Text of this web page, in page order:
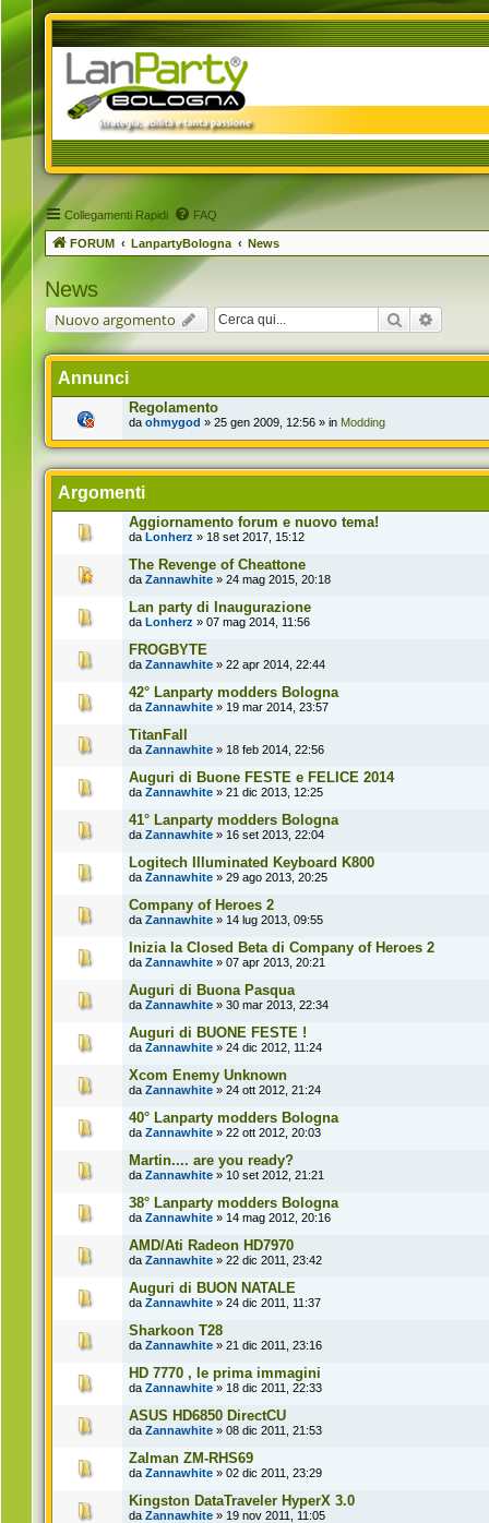
Collegamenti Rapidi FAQ
FORUM LanpartyBologna News
News
Nuovo argomento Cerca
Annunci
Regolamento
da ohmygod » 25 gen 2009, 12:56 » in Modding
Argomenti
Aggiornamento forum e nuovo tema!
da Lonherz » 18 set 2017, 15:12
The Revenge of Cheattone
da Zannawhite » 24 mag 2015, 20:18
Lan party di Inaugurazione
da Lonherz » 07 mag 2014, 11:56
FROGBYTE
da Zannawhite » 22 apr 2014, 22:44
42° Lanparty modders Bologna
da Zannawhite » 19 mar 2014, 23:57
TitanFall
da Zannawhite » 18 feb 2014, 22:56
Auguri di Buone FESTE e FELICE 2014
da Zannawhite » 21 dic 2013, 12:25
41° Lanparty modders Bologna
da Zannawhite » 16 set 2013, 22:04
Logitech Illuminated Keyboard K800
da Zannawhite » 29 ago 2013, 20:25
Company of Heroes 2
da Zannawhite » 14 lug 2013, 09:55
Inizia la Closed Beta di Company of Heroes 2
da Zannawhite » 07 apr 2013, 20:21
Auguri di Buona Pasqua
da Zannawhite » 30 mar 2013, 22:34
Auguri di BUONE FESTE !
da Zannawhite » 24 dic 2012, 11:24
Xcom Enemy Unknown
da Zannawhite » 24 ott 2012, 21:24
40° Lanparty modders Bologna
da Zannawhite » 22 ott 2012, 20:03
Martin.... are you ready?
da Zannawhite » 10 set 2012, 21:21
38° Lanparty modders Bologna
da Zannawhite » 14 mag 2012, 20:16
AMD/Ati Radeon HD7970
da Zannawhite » 22 dic 2011, 23:42
Auguri di BUON NATALE
da Zannawhite » 24 dic 2011, 11:37
Sharkoon T28
da Zannawhite » 21 dic 2011, 23:16
HD 7770 , le prima immagini
da Zannawhite » 18 dic 2011, 22:33
ASUS HD6850 DirectCU
da Zannawhite » 08 dic 2011, 21:53
Zalman ZM-RHS69
da Zannawhite » 02 dic 2011, 23:29
Kingston DataTraveler HyperX 3.0
da Zannawhite » 19 nov 2011, 11:05